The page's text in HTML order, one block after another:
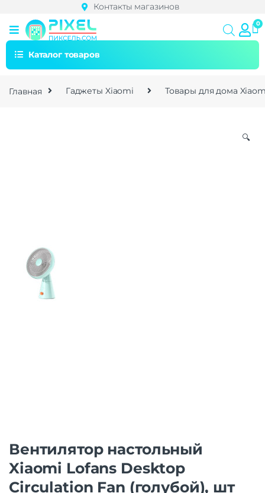
Контакты магазинов
Каталог товаров
Главная Гаджеты Xiaomi Товары для дома
🔍
Вентилятор настольный
Xiaomi Lofans Desktop
Circulation Fan (голубой), шт